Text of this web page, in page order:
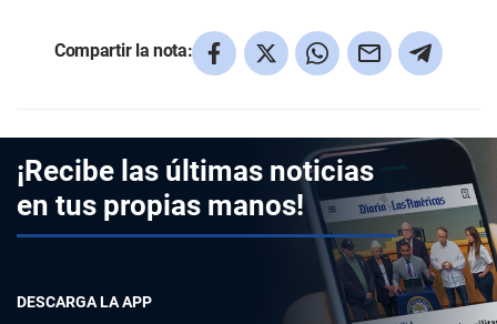
Compartir la nota:
¡Recibe las últimas noticias
en tus propias manos!
DESCARGA LA APP